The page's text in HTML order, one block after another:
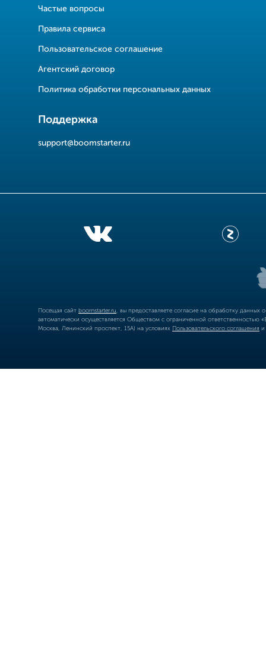
Частые вопросы
Правила сервиса
Пользовательское соглашение
Агентский договор
Политика обработки персональных данных
Поддержка
support@boomstarter.ru
Посещая сайт boomstarter.ru , вы предоставляете согласие на обработку
автоматически осуществляется Обществом с ограниченной
Москва, Ленинский проспект, 15А) на условиях Пользовательского соглашения и